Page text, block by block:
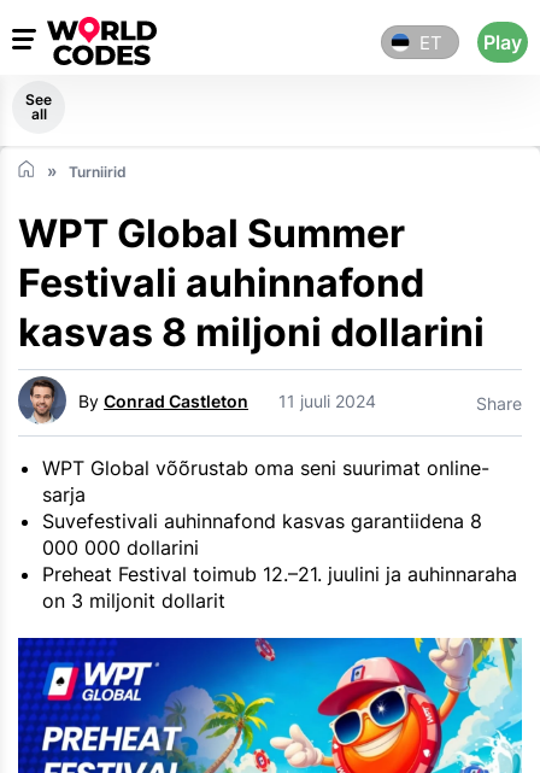
ET Play
See
all
Turniirid
WPT Global Summer
Festivali auhinnafond
kasvas 8 miljoni dollarini
By Conrad Castleton 11 juuli 2024 Share
WPT Global võõrustab oma seni suurimat online-
sarja
Suvefestivali auhinnafond kasvas garantiidena 8
000 000 dollarini
Preheat Festival toimub 12.–21. juulini ja auhinnaraha
on 3 miljonit dollarit